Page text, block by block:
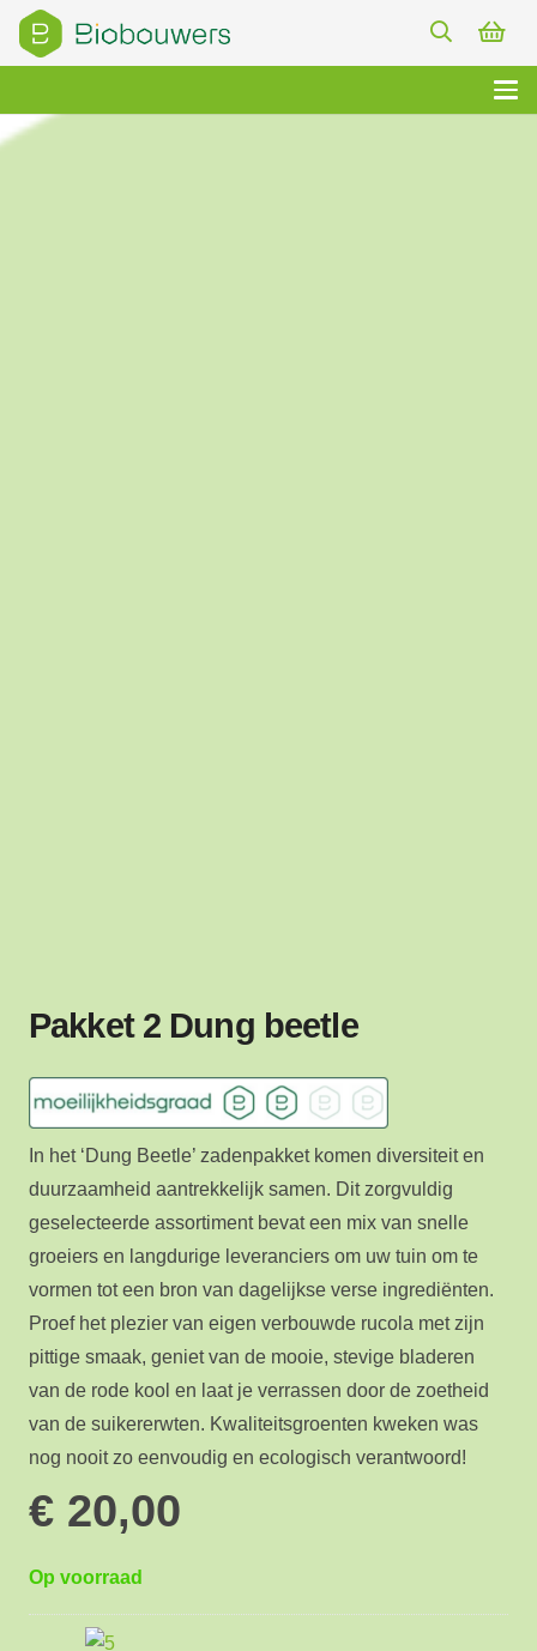
Pakket 2 Dung beetle
In het ‘Dung Beetle’ zadenpakket komen diversiteit en
duurzaamheid aantrekkelijk samen. Dit zorgvuldig
geselecteerde assortiment bevat een mix van snelle
groeiers en langdurige leveranciers om uw tuin om te
vormen tot een bron van dagelijkse verse ingrediënten.
Proef het plezier van eigen verbouwde rucola met zijn
pittige smaak, geniet van de mooie, stevige bladeren
van de rode kool en laat je verrassen door de zoetheid
van de suikererwten. Kwaliteitsgroenten kweken was
nog nooit zo eenvoudig en ecologisch verantwoord!
€ 20,00
Op voorraad